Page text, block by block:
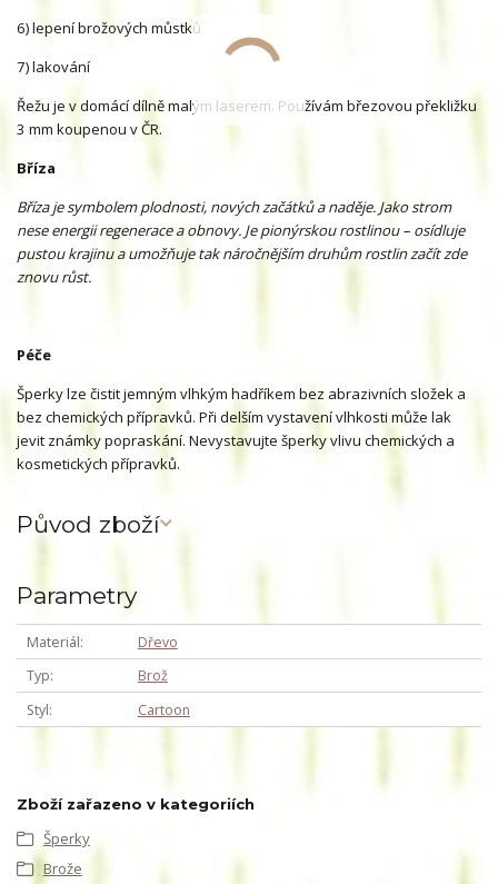
6) lepení brožových můstků
7) lakování
Řežu je v domácí dílně malým laserem. Používám březovou překližku
3 mm koupenou v ČR.
Bříza
Bříza je symbolem plodnosti, nových začátků a naděje. Jako strom
nese energii regenerace a obnovy. Je pionýrskou rostlinou – osídluje
pustou krajinu a umožňuje tak náročnějším druhům rostlin začít zde
znovu růst.
Péče
Šperky lze čistit jemným vlhkým hadříkem bez abrazivních složek a
bez chemických přípravků. Při delším vystavení vlhkosti může lak
jevit známky popraskání. Nevystavujte šperky vlivu chemických a
kosmetických přípravků.
Původ zboží
Parametry
Materiál
Dřevo
Typ
Brož
Styl
Cartoon
Zboží zařazeno v kategoriích
Šperky
Brože